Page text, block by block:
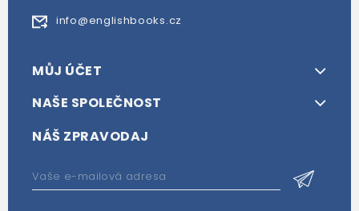
info@englishbooks.cz
MŮJ ÚČET
NAŠE SPOLEČNOST
NÁŠ ZPRAVODAJ